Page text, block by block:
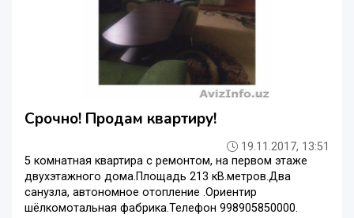
Срочно! Продам квартиру!
19.11.2017, 13:51
5 комнатная квартира с ремонтом, на первом этаже
двухэтажного дома.Площадь 213 кВ.метров.Два
санузла, автономное отопление .Ориентир
шёлкомотальная фабрика.Телефон 998905850000.